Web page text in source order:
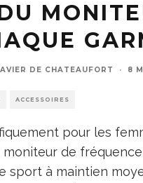
DE CHATEAUFORT · 8
ACCESSOIRES
pour les
moniteur de
sport à maintien